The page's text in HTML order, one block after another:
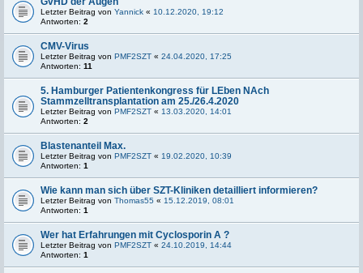
Letzter Beitrag von Yannick « 10.12.2020, 19:12
Antworten: 2
CMV-Virus
Letzter Beitrag von PMF2SZT « 24.04.2020, 17:25
Antworten: 11
5. Hamburger Patientenkongress für LEben NAch
Stammzelltransplantation am 25./26.4.2020
Letzter Beitrag von PMF2SZT « 13.03.2020, 14:01
Antworten: 2
Blastenanteil Max.
Letzter Beitrag von PMF2SZT « 19.02.2020, 10:39
Antworten: 1
Wie kann man sich über SZT-Kliniken detailliert informieren?
Letzter Beitrag von Thomas55 « 15.12.2019, 08:01
Antworten: 1
Wer hat Erfahrungen mit Cyclosporin A ?
Letzter Beitrag von PMF2SZT « 24.10.2019, 14:44
Antworten: 1